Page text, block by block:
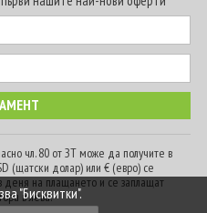
чл. 80 от ЗТ може да получите в
(щатски долар) или € (евро) се
деня на плащането и се заплащат
в лева.
"Бисквитки".